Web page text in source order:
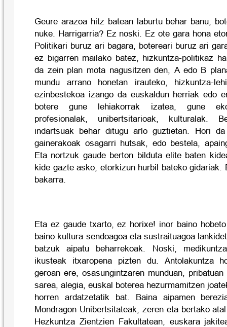
Geure arazoa hitz batean laburtu behar banu,
nuke. Harrigarria? Ez noski. Ez ote gara hona
Politikari buruz ari bagara, botereari buruz ari
ez bigarren mailako batez, hizkuntza-politikaz
da zein plan mota nagusitzen den, A edo B
mundu arrano honetan irauteko, hizkuntza-
ezinbestekoa izango da euskaldun herriak edo
botere gune lehiakorrak izatea, gune
profesionalak, unibertsitarioak, kulturalak.
indartsuak behar ditugu arlo guztietan. Hori
gainerakoak osagarri hutsak, edo bestela,
Eta nortzuk gaude berton bilduta elite baten
kide gazte asko, etorkizun hurbil bateko gidariak.
bakarra.
Eta ez gaude txarto, ez horixe! inor baino
baino kultura sendoagoa eta sustraituagoa
batzuk aipatu beharrekoak. Noski,
ikusteak itxaropena pizten du. Antolakuntza
geroan ere, osasungintzaren munduan,
sarea, alegia, euskal boterea hezurmamitzen
horren ardatzetatik bat. Baina aipamen
Mondragon Unibertsitateak, zeren eta bertako
Hezkuntza Zientzien Fakultatean, euskara